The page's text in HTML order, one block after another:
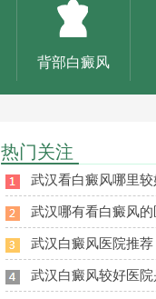
背部白癜风
热门关注
武汉看白癜风哪里较
武汉哪有看白癜风
武汉白癜风医院推荐
武汉白癜风较好医院